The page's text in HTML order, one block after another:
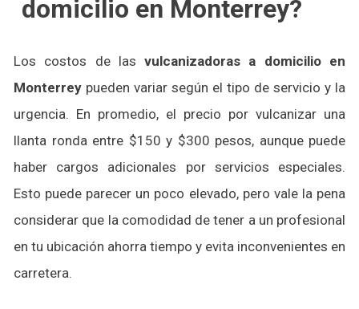
domicilio en Monterrey?
Los costos de lasvulcanizadoras a domicilio en
Monterrey pueden variar según el tipo de servicio y la
urgencia. En promedio, el precio por vulcanizar una
llanta ronda entre $150 y $300 pesos, aunque puede
haber cargos adicionales por servicios especiales.
Esto puede parecer un poco elevado, pero vale la pena
considerar que la comodidad de tener a un profesional
en tu ubicación ahorra tiempo y evita inconvenientes en
carretera.